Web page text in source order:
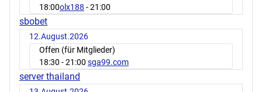
18:00olx188 - 21:00
sbobet
12.August.2026
Offen (für Mitglieder)
18:30 - 21:00 sga99.com
server thailand